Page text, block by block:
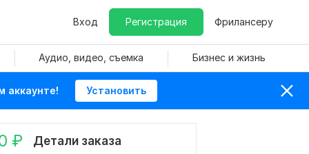
Вход Регистрация Фрилансеру
Аудио, видео, съемка Бизнес и жизнь
аккаунте! Установить
₽ Детали заказа